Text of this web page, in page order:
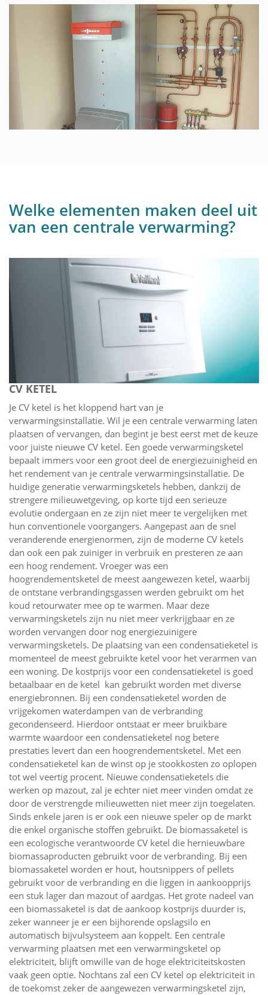
Welke elementen maken deel uit
van een centrale verwarming?
CV KETEL
Je CV ketel is het kloppend hart van je
verwarmingsinstallatie. Wil je een centrale verwarming laten
plaatsen of vervangen, dan begint je best eerst met de keuze
voor juiste nieuwe CV ketel. Een goede verwarmingsketel
bepaalt immers voor een groot deel de energiezuinigheid en
het rendement van je centrale verwarmingsinstallatie. De
huidige generatie verwarmingsketels hebben, dankzij de
strengere milieuwetgeving, op korte tijd een serieuze
evolutie ondergaan en ze zijn niet meer te vergelijken met
hun conventionele voorgangers. Aangepast aan de snel
veranderende energienormen, zijn de moderne CV ketels
dan ook een pak zuiniger in verbruik en presteren ze aan
een hoog rendement. Vroeger was een
hoogrendementsketel de meest aangewezen ketel, waarbij
de ontstane verbrandingsgassen werden gebruikt om het
koud retourwater mee op te warmen. Maar deze
verwarmingsketels zijn nu niet meer verkrijgbaar en ze
worden vervangen door nog energiezuinigere
verwarmingsketels. De plaatsing van een condensatieketel is
momenteel de meest gebruikte ketel voor het verarmen van
een woning. De kostprijs voor een condensatieketel is goed
betaalbaar en de ketel kan gebruikt worden met diverse
energiebronnen. Bij een condensatieketel worden de
vrijgekomen waterdampen van de verbranding
gecondenseerd. Hierdoor ontstaat er meer bruikbare
warmte waardoor een condensatieketel nog betere
prestaties levert dan een hoogrendementsketel. Met een
condensatieketel kan de winst op je stookkosten zo oplopen
tot wel veertig procent. Nieuwe condensatieketels die
werken op mazout, zal je echter niet meer vinden omdat ze
door de verstrengde milieuwetten niet meer zijn toegelaten.
Sinds enkele jaren is er ook een nieuwe speler op de markt
die enkel organische stoffen gebruikt. De biomassaketel is
een ecologische verantwoorde CV ketel die hernieuwbare
biomassaproducten gebruikt voor de verbranding. Bij een
biomassaketel worden er hout, houtsnippers of pellets
gebruikt voor de verbranding en die liggen in aankoopprijs
een stuk lager dan mazout of aardgas. Het grote nadeel van
een biomassaketel is dat de aankoop kostprijs duurder is,
zeker wanneer je er een bijhorende opslagsilo en
automatisch bijvulsysteem aan koppelt. Een centrale
verwarming plaatsen met een verwarmingsketel op
elektriciteit, blijft omwille van de hoge elektriciteitskosten
vaak geen optie. Nochtans zal een CV ketel op elektriciteit in
de toekomst zeker de aangewezen verwarmingsketel zijn,